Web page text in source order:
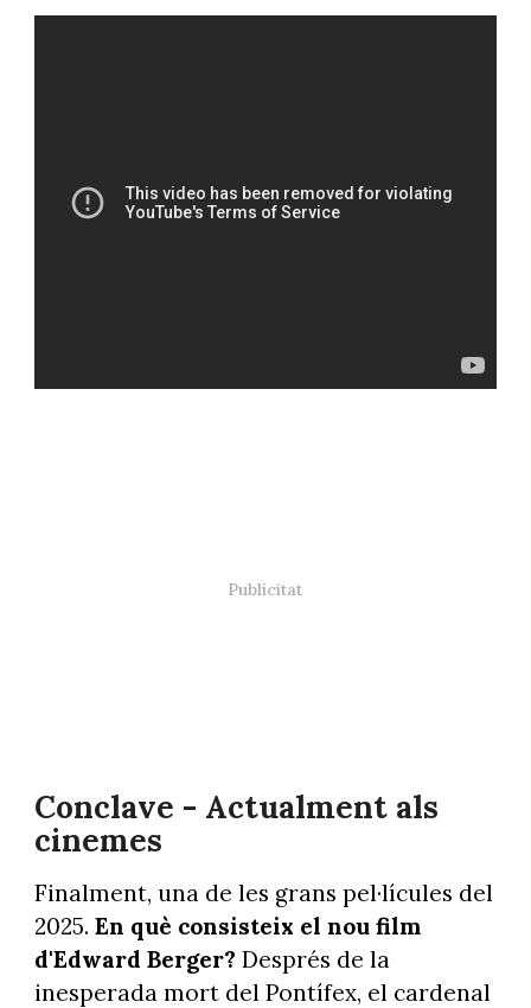
Conclave - Actualment als
cinemes
Finalment, una de les grans pel·lícules del
2025. En què consisteix el nou film
d'Edward Berger? Després de la
inesperada mort del Pontífex, el cardenal